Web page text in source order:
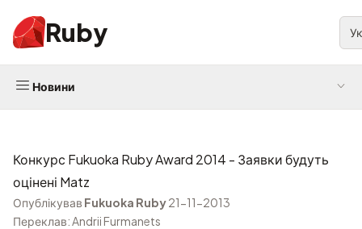
Ruby
Новини
Конкурс Fukuoka Ruby Award 2014 - Заявки будуть
оцінені Matz
Опублікував Fukuoka Ruby21-11-2013
Переклав: Andrii Furmanets